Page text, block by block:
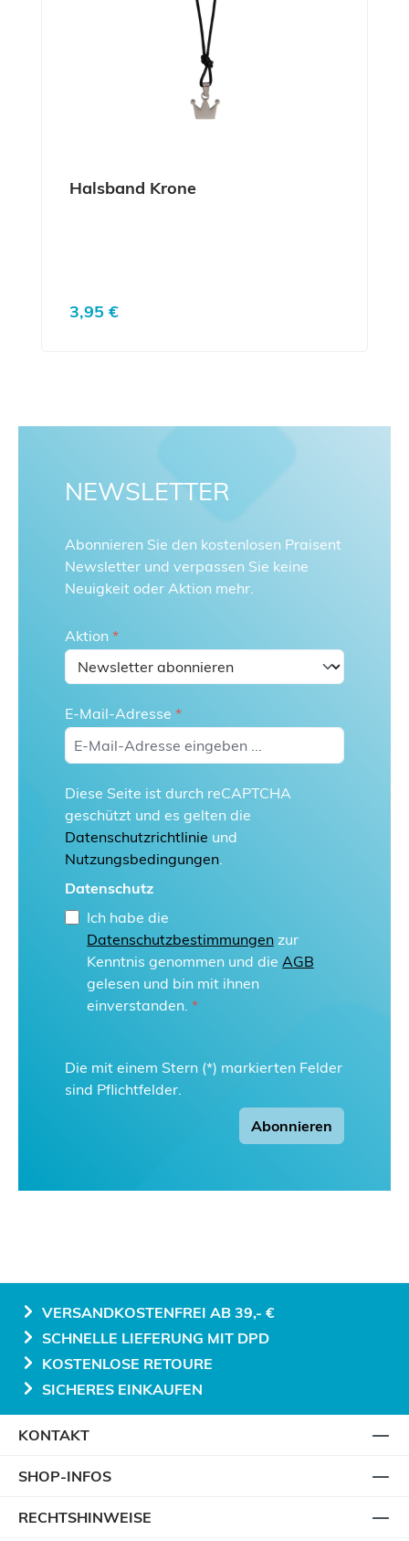
Halsband Krone
Regulärer Preis:
3,95 €
NEWSLETTER
Abonnieren Sie den kostenlosen Praisent
Newsletter und verpassen Sie keine
Neuigkeit oder Aktion mehr.
Aktion *
E-Mail-Adresse *
Diese Seite ist durch reCAPTCHA
geschützt und es gelten die
Datenschutzrichtlinie und
Nutzungsbedingungen.
Datenschutz
Ich habe die
Datenschutzbestimmungen zur
Kenntnis genommen und die AGB
gelesen und bin mit ihnen
einverstanden. *
Die mit einem Stern (*) markierten Felder
sind Pflichtfelder.
Abonnieren
VERSANDKOSTENFREI AB 39,- €
SCHNELLE LIEFERUNG MIT DPD
KOSTENLOSE RETOURE
SICHERES EINKAUFEN
KONTAKT
SHOP-INFOS
RECHTSHINWEISE